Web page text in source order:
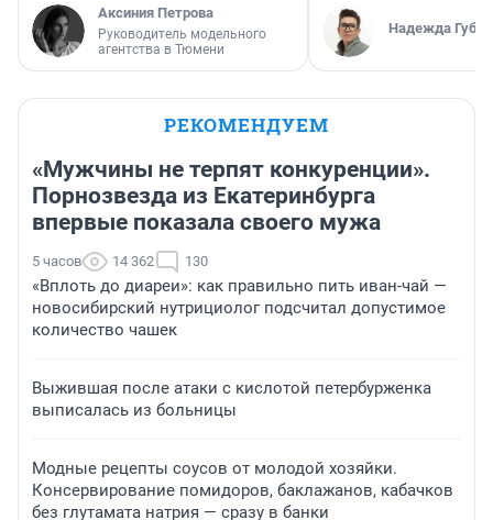
Аксиния Петрова
Руководитель модельного
агентства в Тюмени
Надежда
РЕКОМЕНДУЕМ
«Мужчины не терпят конкуренции».
Порнозвезда из Екатеринбурга
впервые показала своего мужа
5 часов 14 362 130
«Вплоть до диареи»: как правильно пить иван-чай —
новосибирский нутрициолог подсчитал допустимое
количество чашек
Выжившая после атаки с кислотой петербурженка
выписалась из больницы
Модные рецепты соусов от молодой хозяйки.
Консервирование помидоров, баклажанов, кабачков
без глутамата натрия — сразу в банки